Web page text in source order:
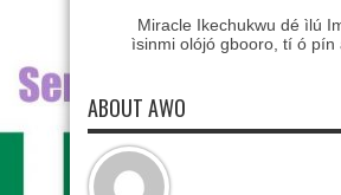
Miracle Ikechukwu dé ìlú
ìsinmi olójó gbooro, tí ó pín
ABOUT AWO